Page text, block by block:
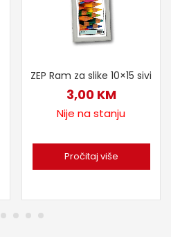
ZEP Ram za slike 10×15 sivi
3,00 KM
Nije na stanju
Pročitaj više